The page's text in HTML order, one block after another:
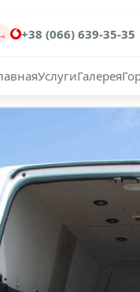
+38 (066) 639-35-35
УслугиГалерея